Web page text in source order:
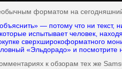
форматом на сегодняшний
— потому что ни
испытывает человек,
сверхширокоформатного
«Эльдорадо» и посмотрите
к обзорам тех же